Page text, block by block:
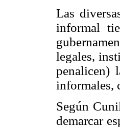
Las
informal
legales,
penalicen)
informales,
Según
demarcar